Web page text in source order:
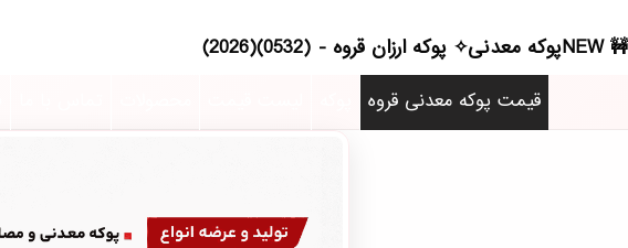
NEWپوکه معدنی✧ پوکه ارزان قروه - (0532)(2026)
قیمت پوکه معدنی قروه